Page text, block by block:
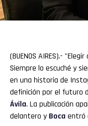
(BUENOS AIRES).-
Siempre lo escuché y
en una historia de
definición por el futuro
Ávila. La publicación
delantero y Boca entró